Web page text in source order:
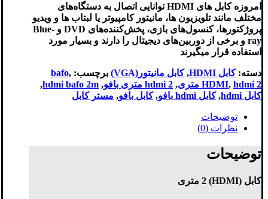
امروزه کابل های HDMI توانایی اتصال به دستگاه‌های
مختلف مانند تلویزیون ها، مانیتور کامپیوتر یا لبتاب ها و ویدیو
پروژکتورها، کنسول‌های بازی، پخش‌کننده‌های DVD و Blue-
ray و برخی از دوربین‌های دیجیتال را دارند و بسیار مورد
استفاده قرار میگیرند
دسته:کابل HDMI ,کابل مانیتور(VGA) برچسب: bafo,
HDMI, hdmi 2 متری , hdmi 2 متری بافو ,
hdmi bafo 2m
,
کابل hdmi
,کابل hdmi بافو ,کابل بافو, مستر کابل
توضیحات
نظرات (0)
توضیحات
کابل (HDMI) 2 متری